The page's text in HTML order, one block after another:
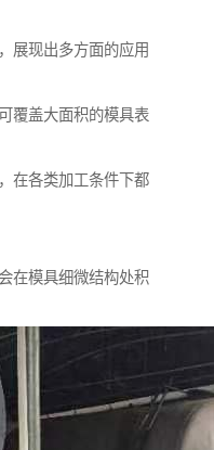
展现出多方面的应用
覆盖大面积的模具表
在各类加工条件下都
在模具细微结构处积